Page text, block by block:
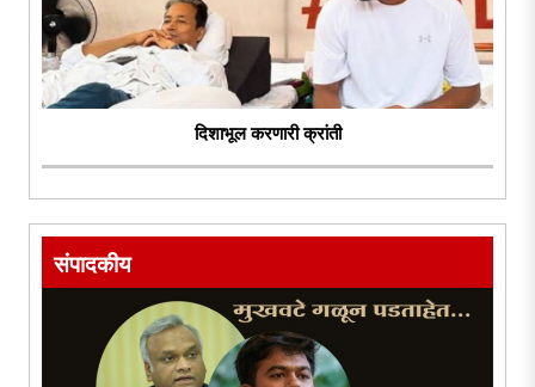
दिशाभूल करणारी क्रांती
संपादकीय